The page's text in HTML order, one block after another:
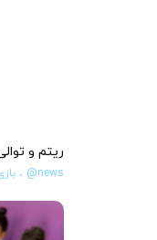
ریتم و
، @news